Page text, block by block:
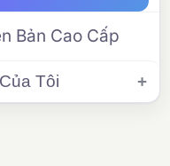
Bản Cao Cấp
Tôi